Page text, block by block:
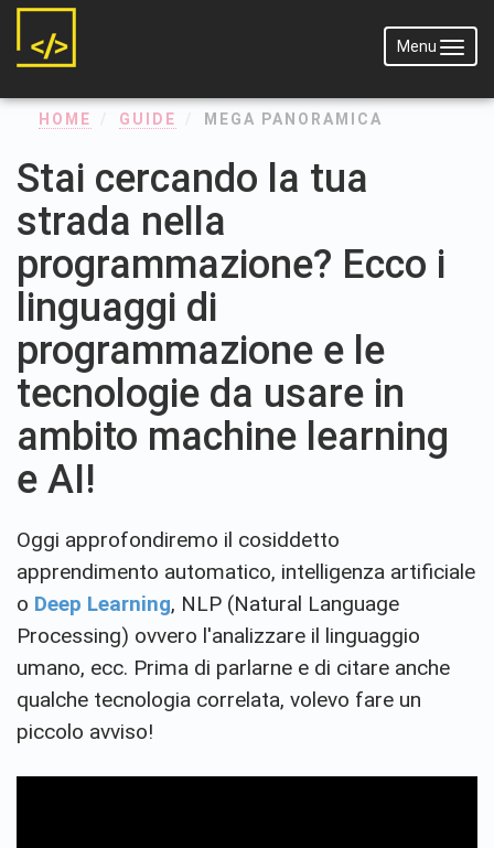
Menu
Menu
HOME GUIDE MEGA PANORAMICA
Stai cercando la tua
strada nella
programmazione? Ecco i
linguaggi di
programmazione e le
tecnologie da usare in
ambito machine learning
e AI!
Oggi approfondiremo il cosiddetto
apprendimento automatico, intelligenza artificiale
o Deep Learning, NLP (Natural Language
Processing) ovvero l'analizzare il linguaggio
umano, ecc. Prima di parlarne e di citare anche
qualche tecnologia correlata, volevo fare un
piccolo avviso!